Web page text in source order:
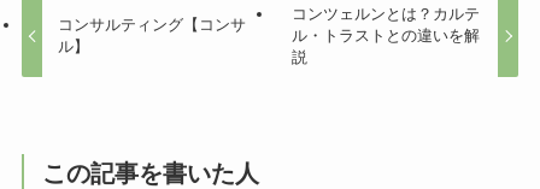
コンサルティング【コンサ
ル】
コンツェルンとは？カルテ
ル・トラストとの違いを解
説
この記事を書いた人